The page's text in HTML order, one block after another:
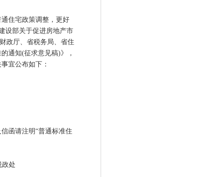
住宅政策调整，更好
设部关于促进房地产市
政厅、省税务局、省住
通知(征求意见稿)》，
宜公布如下：
函请注明“普通标准住
处